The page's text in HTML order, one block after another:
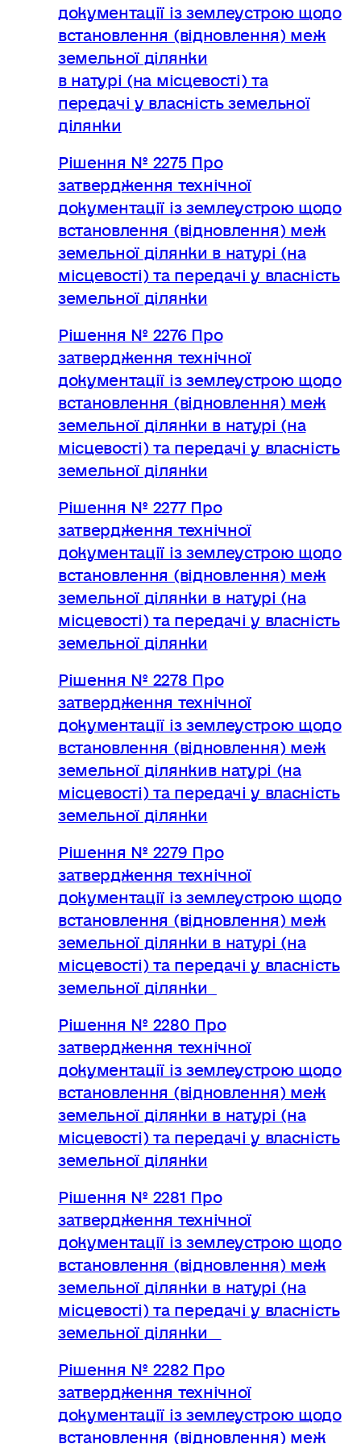
документації із землеустрою щодо
встановлення (відновлення) меж
земельної ділянки
в натурі (на місцевості) та
передачі у власність земельної
ділянки
Рішення № 2275 Про
затвердження технічної
документації із землеустрою щодо
встановлення (відновлення) меж
земельної ділянки в натурі (на
місцевості) та передачі у власність
земельної ділянки
Рішення № 2276 Про
затвердження технічної
документації із землеустрою щодо
встановлення (відновлення) меж
земельної ділянки в натурі (на
місцевості) та передачі у власність
земельної ділянки
Рішення № 2277 Про
затвердження технічної
документації із землеустрою щодо
встановлення (відновлення) меж
земельної ділянки в натурі (на
місцевості) та передачі у власність
земельної ділянки
Рішення № 2278 Про
затвердження технічної
документації із землеустрою щодо
встановлення (відновлення) меж
земельної ділянкив натурі (на
місцевості) та передачі у власність
земельної ділянки
Рішення № 2279 Про
затвердження технічної
документації із землеустрою щодо
встановлення (відновлення) меж
земельної ділянки в натурі (на
місцевості) та передачі у власність
земельної ділянки
Рішення № 2280 Про
затвердження технічної
документації із землеустрою щодо
встановлення (відновлення) меж
земельної ділянки в натурі (на
місцевості) та передачі у власність
земельної ділянки
Рішення № 2281 Про
затвердження технічної
документації із землеустрою щодо
встановлення (відновлення) меж
земельної ділянки в натурі (на
місцевості) та передачі у власність
земельної ділянки
Рішення № 2282 Про
затвердження технічної
документації із землеустрою щодо
встановлення (відновлення) меж